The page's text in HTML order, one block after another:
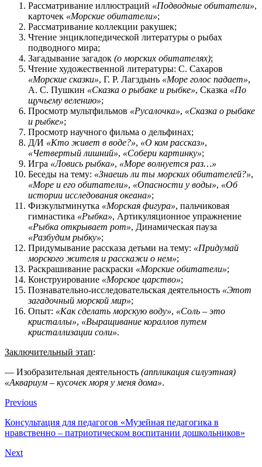
Рассматривание иллюстраций «Подводные обитатели»,
карточек «Морские обитатели»;
Рассматривание коллекции ракушек;
Чтение энциклопедической литературы о рыбах
подводного мира;
Загадывание загадок (о морских обитателях);
Чтение художественной литературы: С. Сахаров
«Морские сказки», Г. Р. Лагздынь «Море голос падает»,
А. С. Пушкин «Сказка о рыбаке и рыбке», Сказка «По
щучьему велению»;
Просмотр мультфильмов «Русалочка», «Сказка о рыбаке
и рыбке»;
Просмотр научного фильма о дельфинах;
Д/И «Кто живет в воде?», «О ком рассказ»,
«Четвертый лишний», «Собери картинку»;
Игра «Ловись рыбка», «Море волнуется раз…»
Беседы на тему: «Знаешь ли ты морских обитателей?»,
«Море и его обитатели», «Опасности у воды», «Об
истории исследования океана»;
Физкультминутка «Морская фигура», пальчиковая
гимнастика «Рыбка», Артикуляционное упражнение
«Рыбка открывает рот», Динамическая пауза
«Разбудим рыбку»;
Придумывание рассказа детьми на тему: «Придумай
морского жителя и расскажи о нем»;
Раскрашивание раскраски «Морские обитатели»;
Конструирование «Морское царство»;
Познавательно-исследовательская деятельность «Этот
загадочный морской мир»;
Опыт: «Как сделать морскую воду», «Соль – это
кристаллы», «Выращивание кораллов путем
кристаллизации соли».
Заключительный этап:
— Изобразительная деятельность (аппликация силуэтная)
«Аквариум – кусочек моря у меня дома».
Previous
Консультация для педагогов «Музейная педагогика в
нравственно – патриотическом воспитании дошкольников»
Next